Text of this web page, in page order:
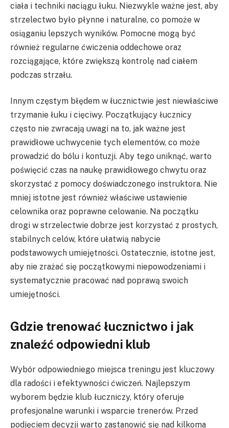
ciała i techniki naciągu łuku. Niezwykle ważne jest, aby
strzelectwo było płynne i naturalne, co pomoże w
osiąganiu lepszych wyników. Pomocne mogą być
również regularne ćwiczenia oddechowe oraz
rozciągające, które zwiększą kontrolę nad ciałem
podczas strzału.
Innym częstym błędem w łucznictwie jest niewłaściwe
trzymanie łuku i cięciwy. Początkujący łucznicy
często nie zwracają uwagi na to, jak ważne jest
prawidłowe uchwycenie tych elementów, co może
prowadzić do bólu i kontuzji. Aby tego uniknąć, warto
poświęcić czas na naukę prawidłowego chwytu oraz
skorzystać z pomocy doświadczonego instruktora. Nie
mniej istotne jest również właściwe ustawienie
celownika oraz poprawne celowanie. Na początku
drogi w strzelectwie dobrze jest korzystać z prostych,
stabilnych celów, które ułatwią nabycie
podstawowych umiejętności. Ostatecznie, istotne jest,
aby nie zrażać się początkowymi niepowodzeniami i
systematycznie pracować nad poprawą swoich
umiejętności.
Gdzie trenować łucznictwo i jak
znaleźć odpowiedni klub
Wybór odpowiedniego miejsca treningu jest kluczowy
dla radości i efektywności ćwiczeń. Najlepszym
wyborem będzie klub łuczniczy, który oferuje
profesjonalne warunki i wsparcie trenerów. Przed
podjęciem decyzji warto zastanowić się nad kilkoma